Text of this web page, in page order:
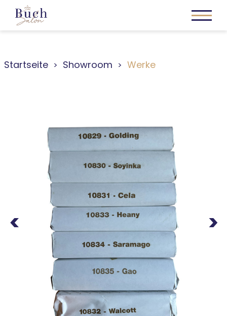
Startseite Showroom Werke
Next